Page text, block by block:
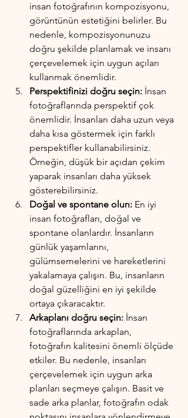
insan fotoğrafının kompozisyonu,
görüntünün estetiğini belirler. Bu
nedenle, kompozisyonunuzu
doğru şekilde planlamak ve insanı
çerçevelemek için uygun açıları
kullanmak önemlidir.
Perspektifinizi doğru seçin: İnsan
fotoğraflarında perspektif çok
önemlidir. İnsanları daha uzun veya
daha kısa göstermek için farklı
perspektifler kullanabilirsiniz.
Örneğin, düşük bir açıdan çekim
yaparak insanları daha yüksek
gösterebilirsiniz.
Doğal ve spontane olun: En iyi
insan fotoğrafları, doğal ve
spontane olanlardır. İnsanların
günlük yaşamlarını,
gülümsemelerini ve hareketlerini
yakalamaya çalışın. Bu, insanların
doğal güzelliğini en iyi şekilde
ortaya çıkaracaktır.
Arkaplanı doğru seçin: İnsan
fotoğraflarında arkaplan,
fotoğrafın kalitesini önemli ölçüde
etkiler. Bu nedenle, insanları
çerçevelemek için uygun arka
planları seçmeye çalışın. Basit ve
sade arka planlar, fotoğrafın odak